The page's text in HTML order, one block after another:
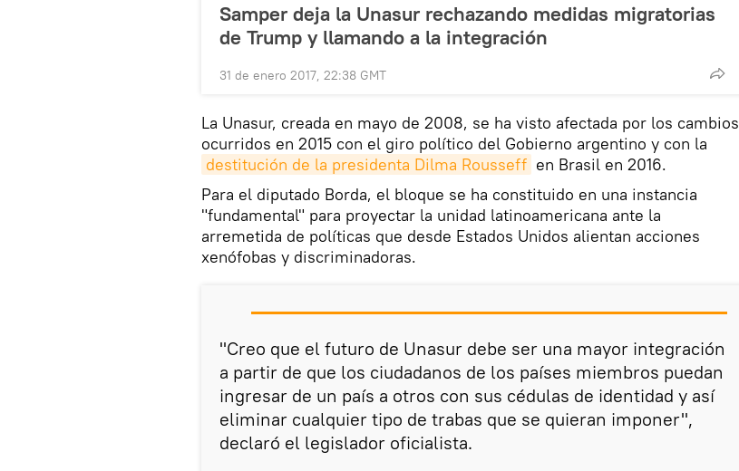
Samper deja la Unasur rechazando medidas migratorias
de Trump y llamando a la integración
31 de enero 2017, 22:38 GMT
La Unasur, creada en mayo de 2008, se ha visto afectada por los cambios
ocurridos en 2015 con el giro político del Gobierno argentino y con la
destitución de la presidenta Dilma Rousseff en Brasil en 2016.
Para el diputado Borda, el bloque se ha constituido en una instancia
"fundamental" para proyectar la unidad latinoamericana ante la
arremetida de políticas que desde Estados Unidos alientan acciones
xenófobas y discriminadoras.
"Creo que el futuro de Unasur debe ser una mayor integración
a partir de que los ciudadanos de los países miembros puedan
ingresar de un país a otros con sus cédulas de identidad y así
eliminar cualquier tipo de trabas que se quieran imponer",
declaró el legislador oficialista.